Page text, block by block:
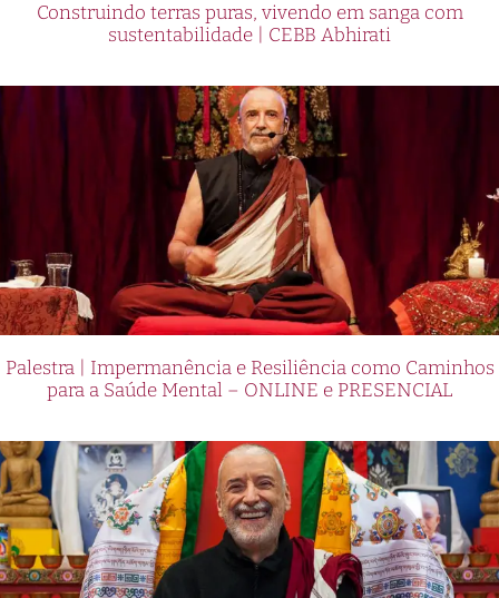
Construindo terras puras, vivendo em sanga com
sustentabilidade | CEBB Abhirati
Palestra | Impermanência e Resiliência como Caminhos
para a Saúde Mental – ONLINE e PRESENCIAL